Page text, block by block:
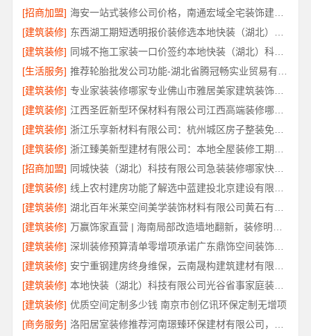
[招商加盟]
海安一站式装修公司价格，南通宏域全宅装饰建材有限公司性价比
[建筑装修]
[建筑装修]
同城不拖工家装一口价签约本地快装（湖北）科技有限公司
[生活服务]
[建筑装修]
专业家装装修哪家专业佛山市雅居美家建筑装饰工程有限公司
[建筑装修]
江西圣匠新型环保材料有限公司江西高端装修哪家好
[建筑装修]
[建筑装修]
[招商加盟]
同城快装（湖北）科技有限公司急装装修哪家快品质施工
[建筑装修]
[建筑装修]
[建筑装修]
[建筑装修]
深圳装修预算清单零增项承诺广东鼎饰空间装饰工程有限公司
[建筑装修]
[建筑装修]
本地快装（湖北）科技有限公司光谷省事家庭装修婚房
[建筑装修] 优质空间定制多少钱 南京市创亿讯环保定制无增项
[商务服务]